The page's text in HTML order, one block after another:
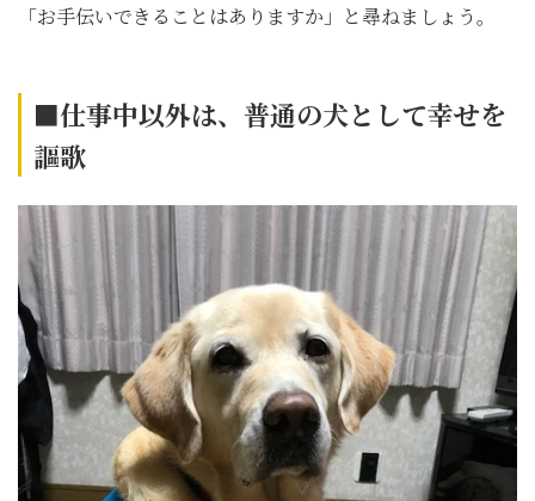
「お手伝いできることはありますか」と尋ねましょう。
■仕事中以外は、普通の犬として幸せを
謳歌